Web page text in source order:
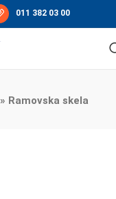
011 382 03 00
» Ramovska skela